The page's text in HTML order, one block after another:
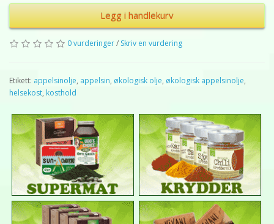
Legg i handlekurv
0 vurderinger/ Skriv en vurdering
Etikett: appelsinolje, appelsin, økologisk olje, økologisk appelsinolje,
helsekost, kosthold